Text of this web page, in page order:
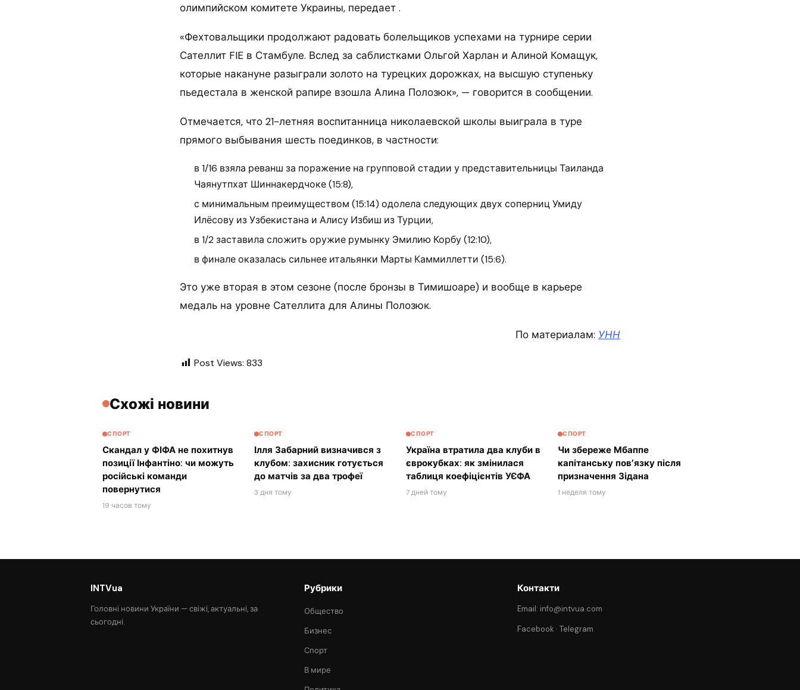
олимпийском комитете Украины, передает .
«Фехтовальщики продолжают радовать болельщиков успехами на турнире серии
Сателлит FIE в Стамбуле. Вслед за саблистками Ольгой Харлан и Алиной Комащук,
которые накануне разыграли золото на турецких дорожках, на высшую ступеньку
пьедестала в женской рапире взошла Алина Полозюк», — говорится в сообщении.
Отмечается, что 21-летняя воспитанница николаевской школы выиграла в туре
прямого выбывания шесть поединков, в частности:
в 1/16 взяла реванш за поражение на групповой стадии у представительницы Таиланда
Чаянутпхат Шиннакердчоке (15:8),
с минимальным преимуществом (15:14) одолела следующих двух соперниц Умиду
Илёсову из Узбекистана и Алису Избиш из Турции,
в 1/2 заставила сложить оружие румынку Эмилию Корбу (12:10),
в финале оказалась сильнее итальянки Марты Каммиллетти (15:6).
Это уже вторая в этом сезоне (после бронзы в Тимишоаре) и вообще в карьере
медаль на уровне Сателлита для Алины Полозюк.
По материалам: УНН
Post Views: 833
Схожі новини
СПОРТ
Скандал у ФІФА не похитнув
позиції Інфантіно: чи можуть
російські команди
повернутися
19 часов тому
СПОРТ
Ілля Забарний визначився з
клубом: захисник готується
до матчів за два трофеї
3 дня тому
СПОРТ
Україна втратила два клуби в
єврокубках: як змінилася
таблиця коефіцієнтів УЄФА
7 дней тому
СПОРТ
Чи збереже Мбаппе
капітанську пов’язку після
призначення Зідана
1 неделя тому
INTVua
Головні новини України — свіжі, актуальні, за
сьогодні.
Рубрики
Общество
Бизнес
Спорт
В мире
Контакти
Email: info@intvua.com
Facebook ·Telegram